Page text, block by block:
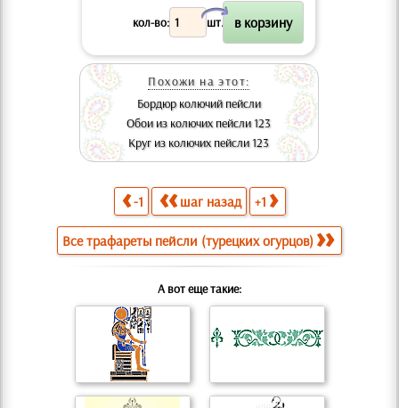
кол-во: шт.
X
Похожи на этот:
Бордюр колючий пейсли
Обои из колючих пейсли 123
Круг из колючих пейсли 123
-1 шаг назад +1
Все трафареты пейсли (турецких огурцов)
А вот еще такие: